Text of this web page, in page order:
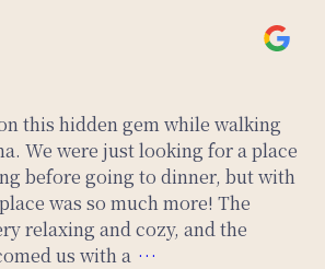
this hidden gem while walking
We were just looking for a place
before going to dinner, but with
was so much more! The
relaxing and cozy, and the
us with a …